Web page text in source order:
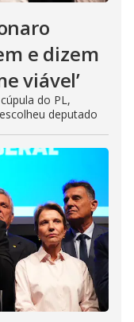
e dizem
viável’
do PL,
deputado